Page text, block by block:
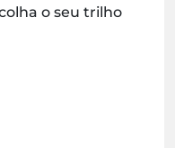
o seu trilho